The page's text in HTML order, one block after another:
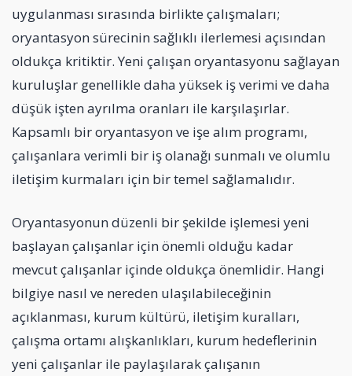
uygulanması sırasında birlikte çalışmaları;
oryantasyon sürecinin sağlıklı ilerlemesi açısından
oldukça kritiktir. Yeni çalışan oryantasyonu sağlayan
kuruluşlar genellikle daha yüksek iş verimi ve daha
düşük işten ayrılma oranları ile karşılaşırlar.
Kapsamlı bir oryantasyon ve işe alım programı,
çalışanlara verimli bir iş olanağı sunmalı ve olumlu
iletişim kurmaları için bir temel sağlamalıdır.
Oryantasyonun düzenli bir şekilde işlemesi yeni
başlayan çalışanlar için önemli olduğu kadar
mevcut çalışanlar içinde oldukça önemlidir. Hangi
bilgiye nasıl ve nereden ulaşılabileceğinin
açıklanması, kurum kültürü, iletişim kuralları,
çalışma ortamı alışkanlıkları, kurum hedeflerinin
yeni çalışanlar ile paylaşılarak çalışanın